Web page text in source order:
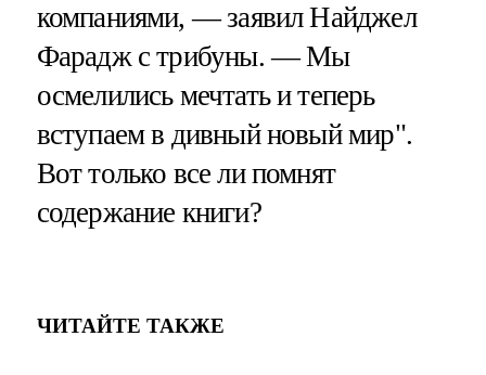
компаниями, — заявил Найджел
Фарадж с трибуны. — Мы
осмелились мечтать и теперь
вступаем в дивный новый мир".
Вот только все ли помнят
содержание книги?
ЧИТАЙТЕ ТАКЖЕ